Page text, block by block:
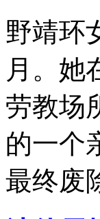
野靖环
月。她
劳教场
的一个
最终废